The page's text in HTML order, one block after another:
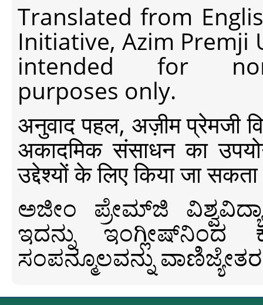
Translated from
Initiative, Azim Premji
intended for non-
purposes only.
अनुवाद पहल, अज़ीम प्रेमजी
अकादमिक संसाधन का
उद्देश्यों के लिए किया जा
ಅಜೀಂ ಪ್ರೇಮ್‍ಜಿ
ಇದನ್ನು ಇಂಗ್ಲೀಷ್‍ನಿಂದ
ಸಂಪನ್ಮೂಲವನ್ನು